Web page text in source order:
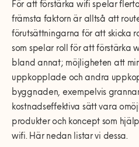
För att förstärka wifi spelar
främsta faktorn är alltså att
förutsättningarna för att skicka
som spelar roll för att förstärka
bland annat; möjligheten att
uppkopplade och andra
byggnaden, exempelvis
kostnadseffektiva sätt vara
produkter och koncept som
wifi. Här nedan listar vi dessa.